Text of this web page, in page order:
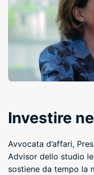
Investire
Avvocata d’affari,
Advisor dello studio
sostiene da tempo la